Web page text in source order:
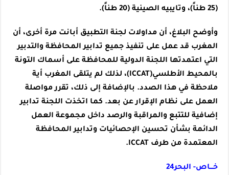
(25 طناً)، وتايبيه الصينية (20 طناً).
وأوضح البلاغ، أن مداولات لجنة التطبيق أبانت مرة أخرى، أن
المغرب قد عمل على تنفيذ جميع تدابير المحافظة والتدبير
التي اعتمدتها اللجنة الدولية للمحافظة على أسماك التونة
بالمحيط الأطلسي(ICCAT)، لذلك لم يتلقى المغرب أية
ملاحظة في هذا الصدد. بالإضافة إلى ذلك، تقرر مواصلة
العمل على نظام الإقرار عن بعد. كما اتخذت اللجنة تدابير
إضافية للتتبع والمراقبة والرصد داخل مجموعة العمل
الدائمة بشأن تحسين الإحصائيات وتدابير المحافظة
المعتمدة من طرف ICCAT.
خـــاص- البحر24